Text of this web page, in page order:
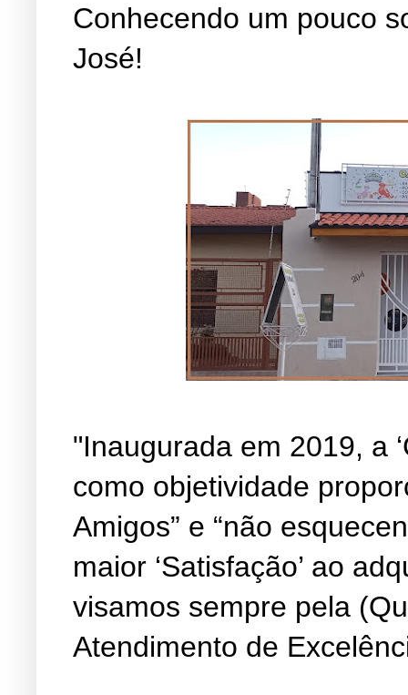
Conhecendo um pouco
José!
"Inaugurada em 2019, a
como objetividade
Amigos” e “não
maior ‘Satisfação’ ao
visamos sempre pela
Atendimento de